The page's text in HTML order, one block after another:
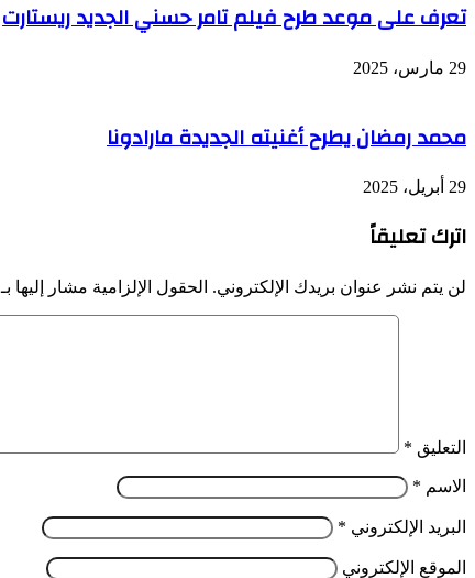
تعرف على موعد طرح فيلم تامر حسني الجديد ريستارت
29 مارس، 2025
محمد رمضان يطرح أغنيته الجديدة مارادونا
29 أبريل، 2025
اترك تعليقاً
لن يتم نشر عنوان بريدك الإلكتروني. الحقول الإلزامية مشار إليها بـ
التعليق *
الاسم *
البريد الإلكتروني *
الموقع الإلكتروني